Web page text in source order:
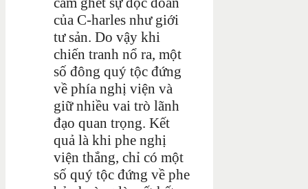
của C-harles như giới
tư sản. Do vậy khi
chiến tranh nổ ra, một
số đông quý tộc đứng
về phía nghị viện và
giữ nhiều vai trò lãnh
đạo quan trọng. Kết
quả là khi phe nghị
viện thắng, chỉ có một
số quý tộc đứng về phe